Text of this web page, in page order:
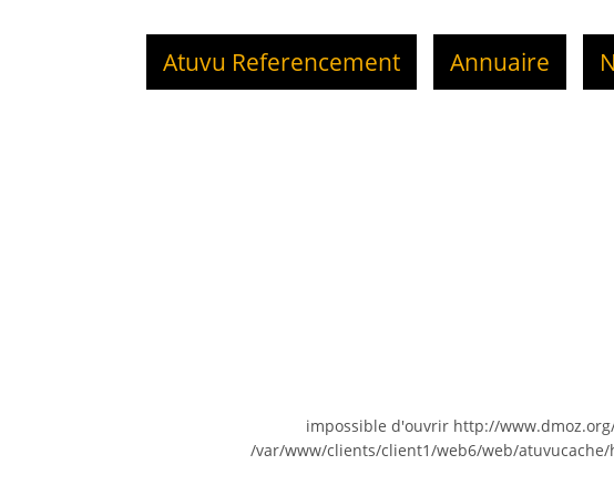
Atuvu Referencement Annuaire
impossible d'ouvrir http://
/var/www/clients/client1/web6/web/